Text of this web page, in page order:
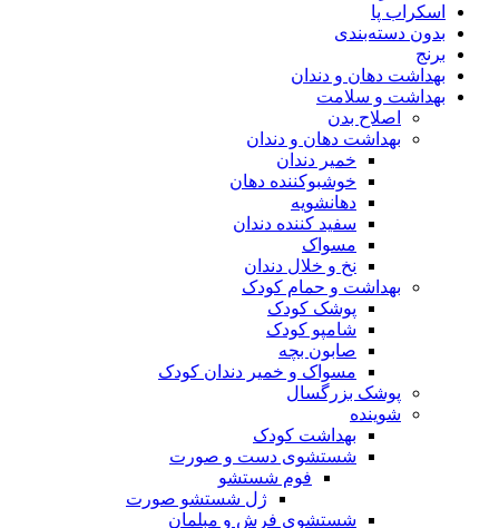
اسکراب پا
بدون دسته‌بندی
برنج
بهداشت دهان و دندان
بهداشت و سلامت
اصلاح بدن
بهداشت دهان و دندان
خمیر دندان
خوشبوکننده دهان
دهانشویه
سفید کننده دندان
مسواک
نخ و خلال دندان
بهداشت و حمام کودک
پوشک کودک
شامپو کودک
صابون بچه
مسواک و خمیر دندان کودک
پوشک بزرگسال
شوینده
بهداشت کودک
شستشوی دست و صورت
فوم شستشو
ژل شستشو صورت
شستشوی فرش و مبلمان